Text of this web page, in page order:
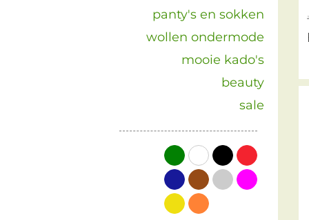
panty's en sokken
wollen ondermode
mooie kado's
beauty
sale
groenwit zwartrood
blauwbruingrijsroze
geeloranje